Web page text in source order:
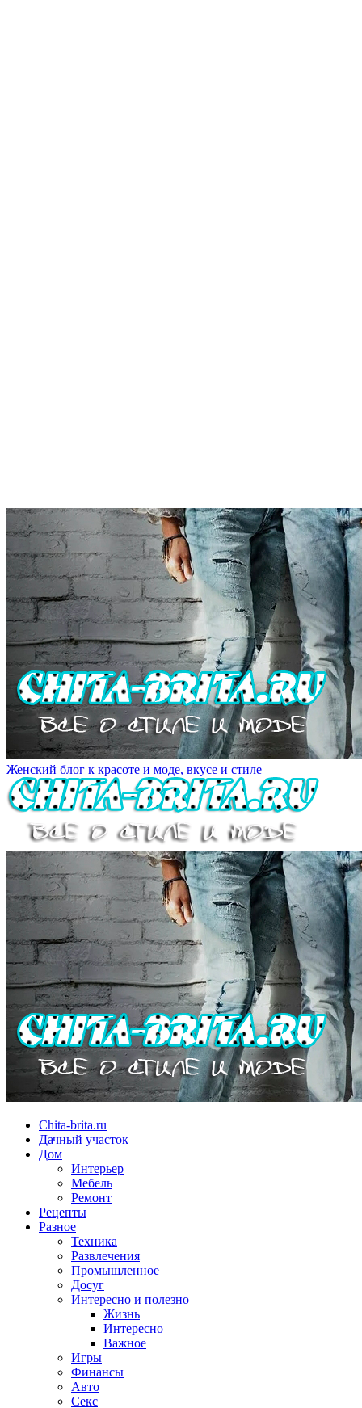
Женский блог к красоте и моде, вкусе и стиле
Chita-brita.ru
Дачный участок
Дом
Интерьер
Мебель
Ремонт
Рецепты
Разное
Техника
Развлечения
Промышленное
Досуг
Интересно и полезно
Жизнь
Интересно
Важное
Игры
Финансы
Авто
Секс